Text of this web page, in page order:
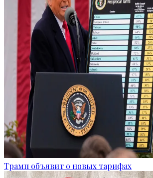
Трамп объявит о новых тарифах